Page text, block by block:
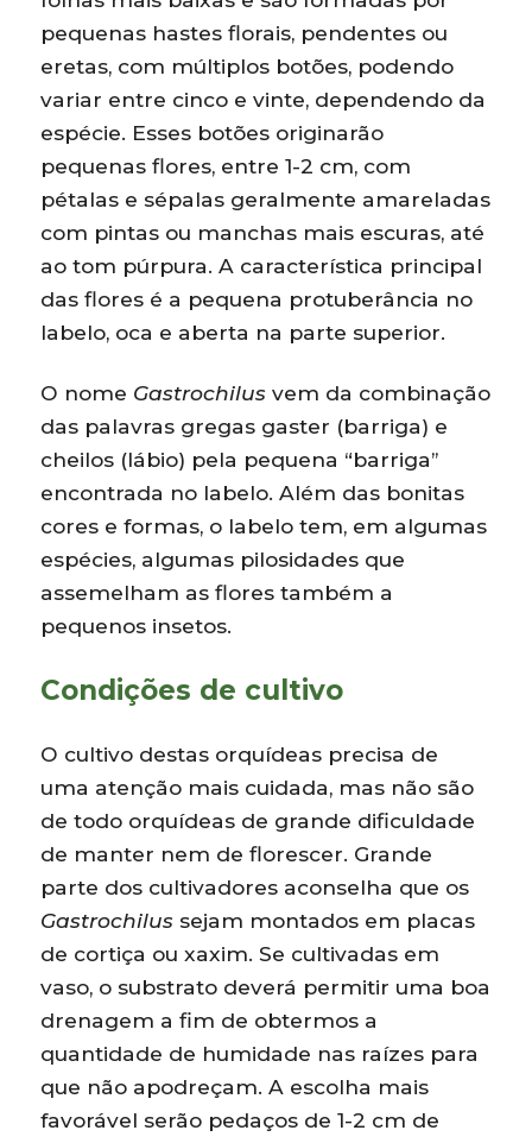
pequenas hastes florais, pendentes ou
eretas, com múltiplos botões, podendo
variar entre cinco e vinte, dependendo da
espécie. Esses botões originarão
pequenas flores, entre 1-2 cm, com
pétalas e sépalas geralmente amareladas
com pintas ou manchas mais escuras, até
ao tom púrpura. A característica principal
das flores é a pequena protuberância no
labelo, oca e aberta na parte superior.
O nome Gastrochilus vem da combinação
das palavras gregas gaster (barriga) e
cheilos (lábio) pela pequena “barriga”
encontrada no labelo. Além das bonitas
cores e formas, o labelo tem, em algumas
espécies, algumas pilosidades que
assemelham as flores também a
pequenos insetos.
Condições de cultivo
O cultivo destas orquídeas precisa de
uma atenção mais cuidada, mas não são
de todo orquídeas de grande dificuldade
de manter nem de florescer. Grande
parte dos cultivadores aconselha que os
Gastrochilus sejam montados em placas
de cortiça ou xaxim. Se cultivadas em
vaso, o substrato deverá permitir uma boa
drenagem a fim de obtermos a
quantidade de humidade nas raízes para
que não apodreçam. A escolha mais
favorável serão pedaços de 1-2 cm de